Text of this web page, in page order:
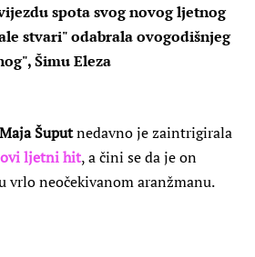
spota svog novog ljetnog
stvari" odabrala ovogodišnjeg
Šimu Eleza
Maja Šuputnedavno je zaintrigirala
ljetni hit, a čini se da je on
vrlo neočekivanom aranžmanu.